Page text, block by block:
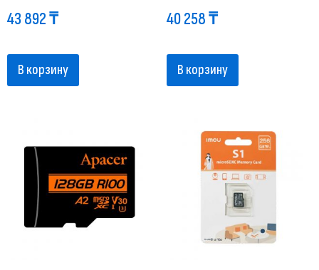
43 892₸
В корзину
40 258₸
В корзину